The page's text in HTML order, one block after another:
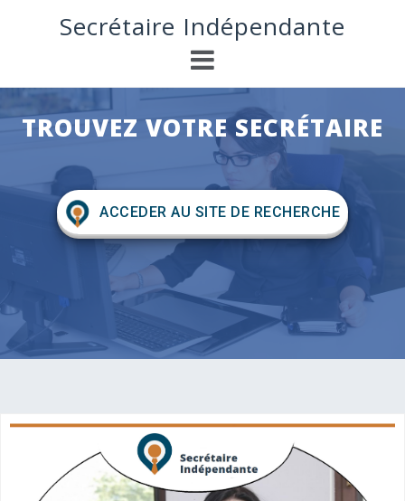
t
t
Secrétaire Indépendante
TROUVEZ VOTRE SECRÉTAIRE
ACCEDER AU SITE DE RECHERCHE